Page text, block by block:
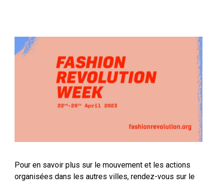
Pour en savoir plus sur le mouvement et les actions
organisées dans les autres villes, rendez-vous sur le